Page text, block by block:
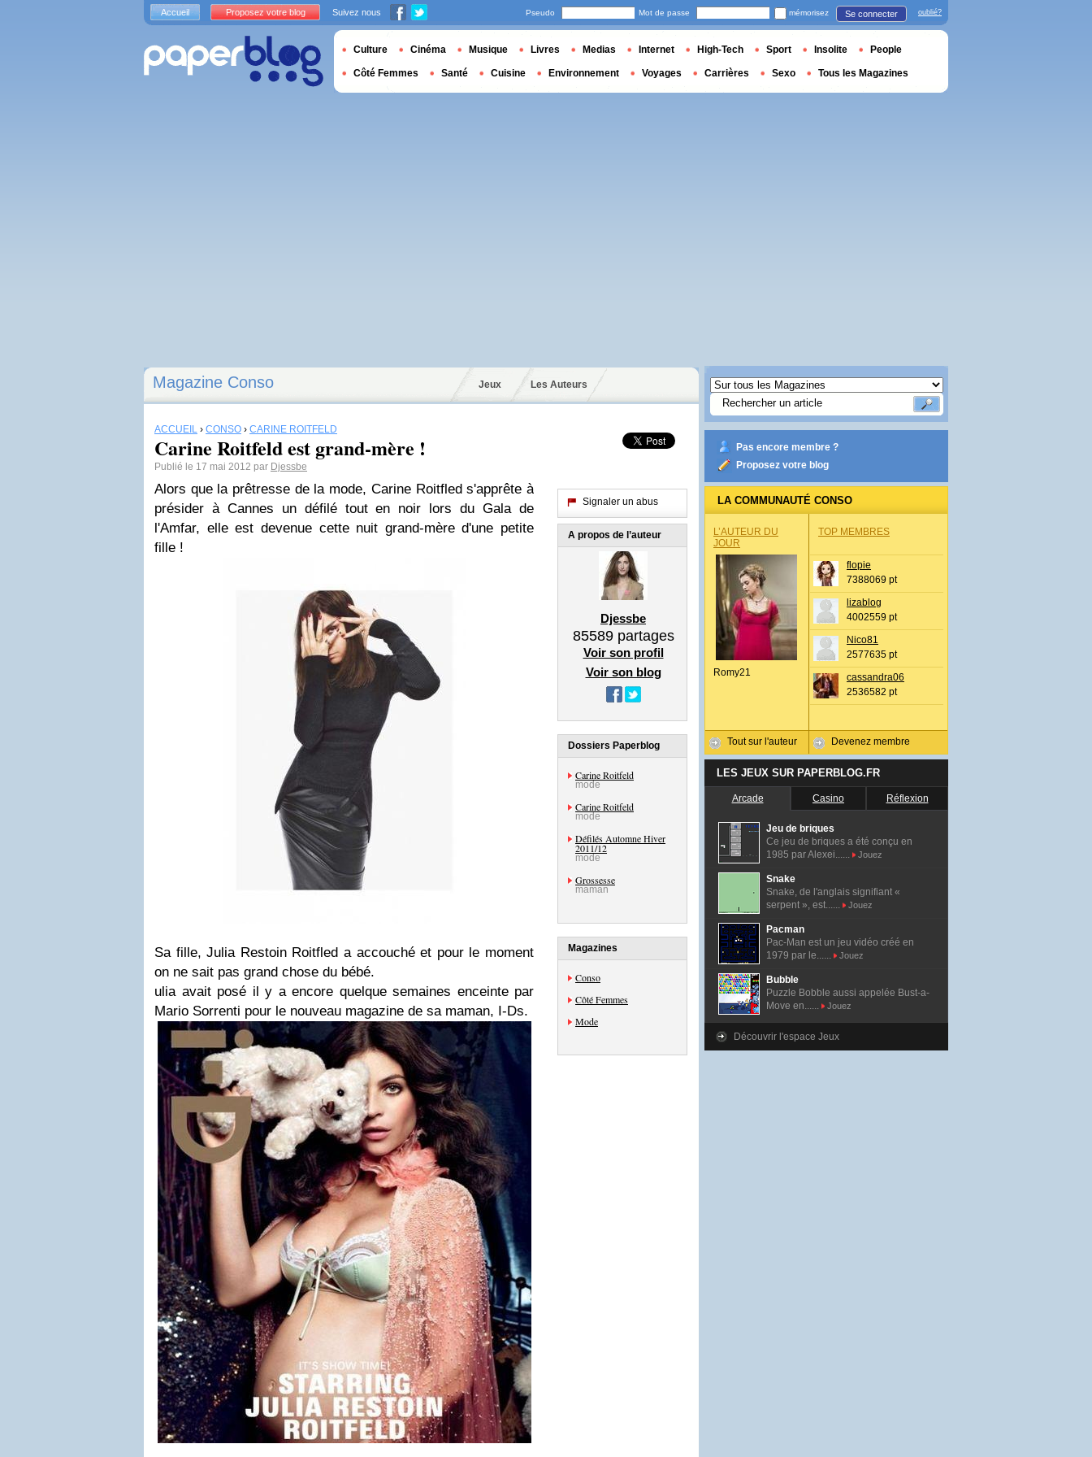
Magazine Conso Jeux Les Auteurs
ACCUEIL › CONSO › CARINE ROITFELD
Carine Roitfeld est grand-mère !
Publié le 17 mai 2012 par Djessbe
Alors que la prêtresse de la mode, Carine Roitfled s'apprête à
présider à Cannes un défilé tout en noir lors du Gala de
l'Amfar, elle est devenue cette nuit grand-mère d'une petite
fille !
Sa fille, Julia Restoin Roitfled a accouché et pour le moment
on ne sait pas grand chose du bébé.
ulia avait posé il y a encore quelque semaines enceinte par
Mario Sorrenti pour le nouveau magazine de sa maman, I-Ds.
Signaler un abus
A propos de l’auteur
Djessbe
85589partages
Voir son profil
Voir son blog
Dossiers Paperblog
Carine Roitfeld
mode
Carine Roitfeld
mode
Défilés Automne Hiver
2011/12
mode
Grossesse
maman
Magazines
Conso
Côté Femmes
Mode
Pas encore membre ?
Proposez votre blog
LA COMMUNAUTÉ CONSO
L’AUTEUR DU
JOUR
Romy21
Tout sur l'auteur
TOP MEMBRES
flopie
7388069 pt
lizablog
4002559 pt
Nico81
2577635 pt
cassandra06
2536582 pt
Devenez membre
LES JEUX SUR PAPERBLOG.FR
Arcade Casino Réflexion
Jeu de briques
Ce jeu de briques a été conçu en
1985 par Alexei......
Jouez
Snake
Snake, de l'anglais signifiant «
serpent », est......
Jouez
Pacman
Pac-Man est un jeu vidéo créé en
1979 par le......
Jouez
Bubble
Puzzle Bobble aussi appelée Bust-a-
Move en......
Jouez
Découvrir l'espace Jeux
Accueil Proposez votre blog Suivez nous Pseudo Mot de passe mémorisez Se connecter oublié?
Culture Cinéma Musique Livres Medias Internet High-Tech Sport Insolite People
Côté Femmes Santé Cuisine Environnement Voyages Carrières Sexo Tous les Magazines